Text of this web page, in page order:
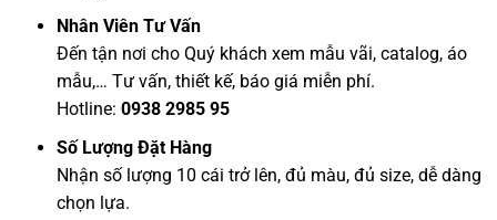
Nhân Viên Tư Vấn
Đến tận nơi cho Quý khách xem mẫu vãi, catalog, áo
mẫu,… Tư vấn, thiết kế, báo giá miễn phí.
Hotline: 0938 2985 95
Số Lượng Đặt Hàng
Nhận số lượng 10 cái trở lên, đủ màu, đủ size, dễ dàng
chọn lựa.